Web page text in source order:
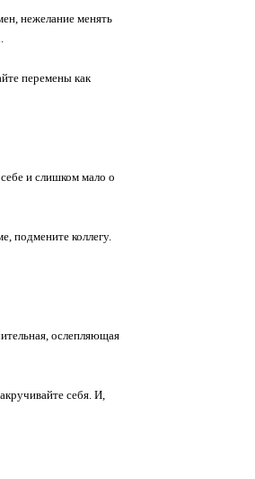
нежелание менять
перемены как
и слишком мало о
подмените коллегу.
ослепляющая
себя. И,